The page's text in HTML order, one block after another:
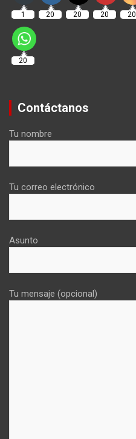
1 20 20 20 20
20
Contáctanos
Tu nombre
Tu correo electrónico
Asunto
Tu mensaje (opcional)